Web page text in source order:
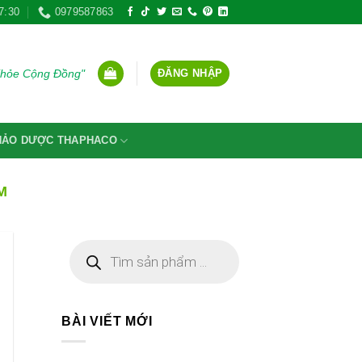
0979587863
Cộng Đồng" ĐĂNG NHẬP
DƯỢC THAPHACO
kiếm
BÀI VIẾT MỚI